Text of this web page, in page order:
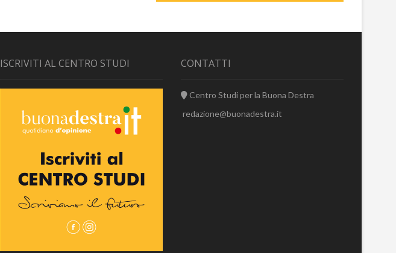
ISCRIVITI AL CENTRO STUDI CONTATTI
Centro Studi per la Buona Destra
redazione@buonadestra.it